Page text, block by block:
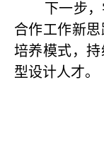
下一步
合作工作新
培养模式，
型设计人才。